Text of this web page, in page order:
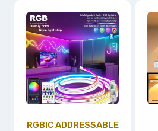
RGBIC ADDRESSABLE